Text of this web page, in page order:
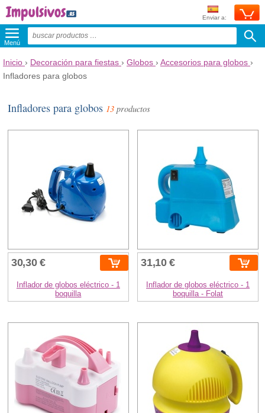
Enviar a:
Menú
Inicio › Decoración para fiestas › Globos › Accesorios para globos ›
Infladores para globos
Infladores para globos 13 productos
30,30 €
Inflador de globos eléctrico - 1
boquilla
31,10 €
Inflador de globos eléctrico - 1
boquilla - Folat